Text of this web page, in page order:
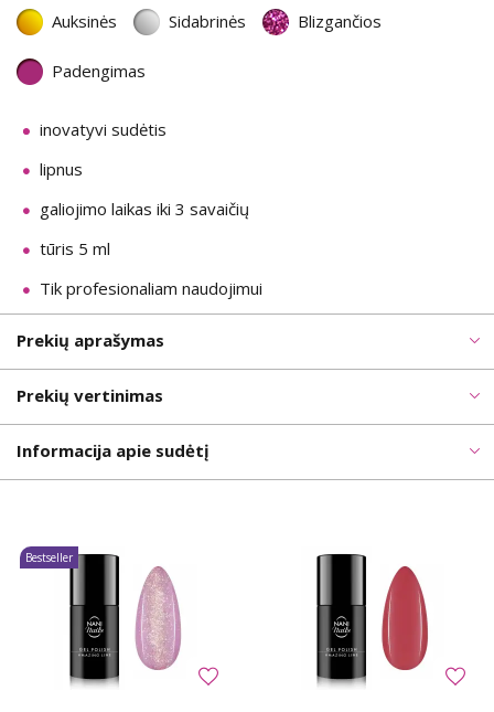
Auksinės Sidabrinės Blizgančios
Padengimas
inovatyvi sudėtis
lipnus
galiojimo laikas iki 3 savaičių
tūris 5 ml
Tik profesionaliam naudojimui
Prekių aprašymas
Prekių vertinimas
Informacija apie sudėtį
Bestseller